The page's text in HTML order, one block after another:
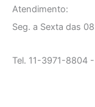
Atendimento:
Seg. a Sexta das
Tel. 11-3971-8804